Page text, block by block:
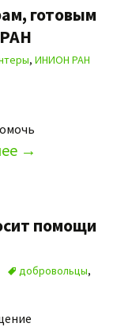
готовым
, ИНИОН РАН
→
помощи
добровольцы,